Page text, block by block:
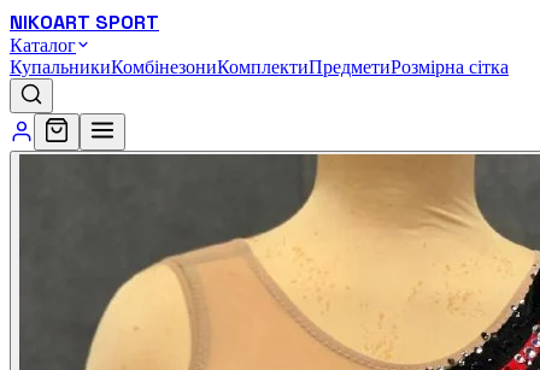
NIKOART SPORT
Каталог
КупальникиКомбінезониКомплектиПредметиРозмірна сітка